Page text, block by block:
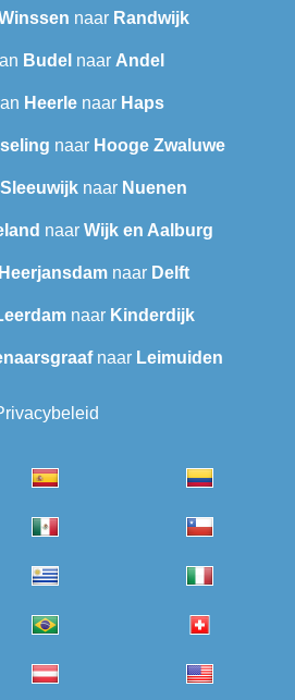
naar Randwijk
Budel naar Andel
Heerlenaar Haps
naar Hooge Zwaluwe
Sleeuwijk naar Nuenen
naar Wijk en Aalburg
Heerjansdam naar Delft
naar Kinderdijk
naar Leimuiden